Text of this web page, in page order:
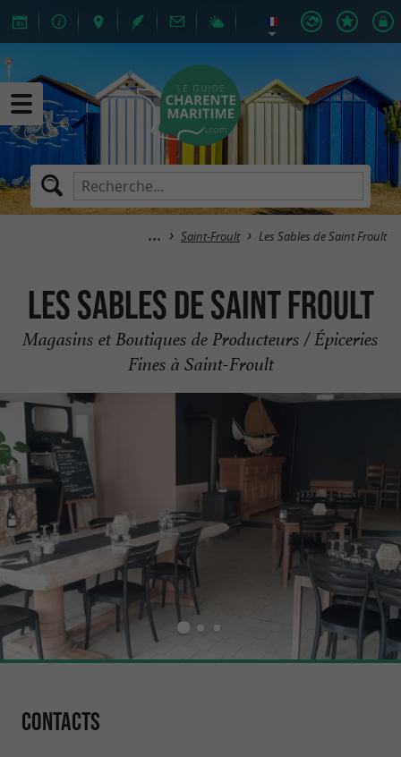
Saint-Froult Les Sables de Saint Froult
Les Sables de Saint Froult
Magasins et Boutiques de Producteurs / Épiceries
Fines à Saint-Froult
Contacts